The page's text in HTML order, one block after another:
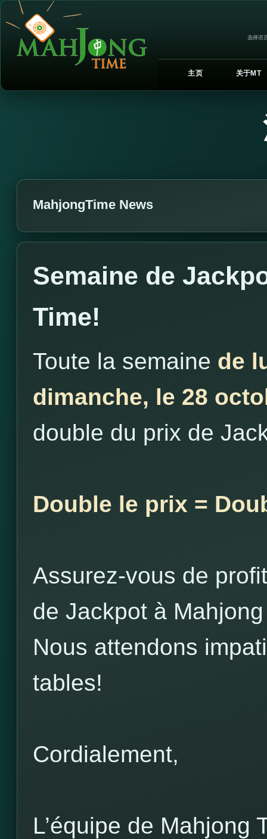
选择语
主页 关于MT
MahjongTime News
Semaine de
Time!
Toute la semaine de
dimanche, le 28
double du prix de
Double le prix =
Assurez-vous de
de Jackpot à
Nous attendons
tables!
Cordialement,
L’équipe de Mahjong